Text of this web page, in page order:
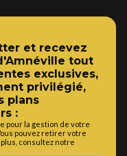
et recevez
tout
exclusives,
privilégié,
plans
:
pour la gestion de votre
pouvez retirer votre
consultez notre